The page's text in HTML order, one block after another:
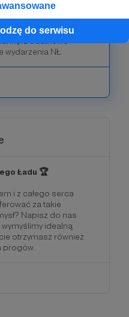
do serwisu
W ramach
Ci wszystko to, co w
z Polityką Narodową
Dodatkowo
wydarzenia NŁ.
Ładu 🏆
i z całego serca
za takie
Napisz do nas
idealną
otrzymasz również
progów.